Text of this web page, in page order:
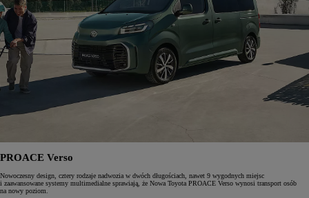
PROACE Verso
Nowoczesny design, cztery rodzaje nadwozia w dwóch długościach, nawet 9 wygodnych miejsc
i zaawansowane systemy multimedialne sprawiają, że Nowa Toyota PROACE Verso wynosi transport osób
na nowy poziom.